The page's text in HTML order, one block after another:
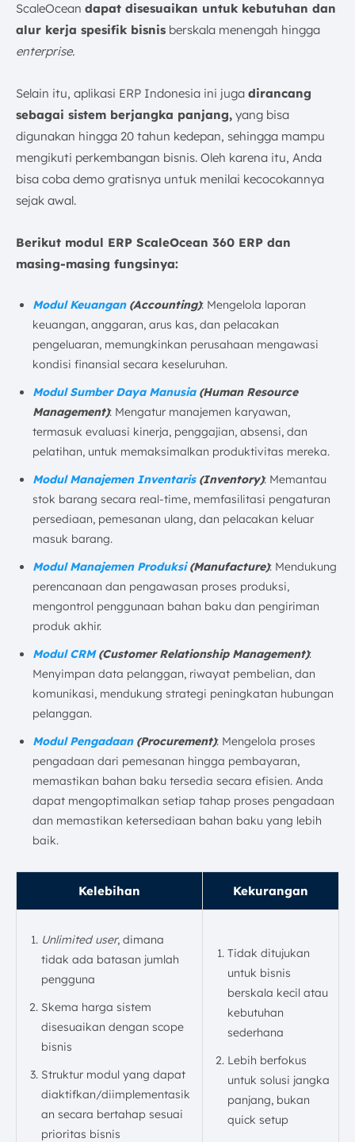
ScaleOcean dapat disesuaikan untuk kebutuhan dan
alur kerja spesifik bisnis berskala menengah hingga
enterprise.
Selain itu, aplikasi ERP Indonesia ini juga dirancang
sebagai sistem berjangka panjang, yang bisa
digunakan hingga 20 tahun kedepan, sehingga mampu
mengikuti perkembangan bisnis. Oleh karena itu, Anda
bisa coba demo gratisnya untuk menilai kecocokannya
sejak awal.
Berikut modul ERP ScaleOcean 360 ERP dan
masing-masing fungsinya:
Modul Keuangan(Accounting): Mengelola laporan
keuangan, anggaran, arus kas, dan pelacakan
pengeluaran, memungkinkan perusahaan mengawasi
kondisi finansial secara keseluruhan.
Modul Sumber Daya Manusia(Human Resource
Management): Mengatur manajemen karyawan,
termasuk evaluasi kinerja, penggajian, absensi, dan
pelatihan, untuk memaksimalkan produktivitas mereka.
Modul Manajemen Inventaris(Inventory): Memantau
stok barang secara real-time, memfasilitasi pengaturan
persediaan, pemesanan ulang, dan pelacakan keluar
masuk barang.
Modul Manajemen Produksi(Manufacture): Mendukung
perencanaan dan pengawasan proses produksi,
mengontrol penggunaan bahan baku dan pengiriman
produk akhir.
Modul CRM(Customer Relationship Management):
Menyimpan data pelanggan, riwayat pembelian, dan
komunikasi, mendukung strategi peningkatan hubungan
pelanggan.
Modul Pengadaan(Procurement): Mengelola proses
pengadaan dari pemesanan hingga pembayaran,
memastikan bahan baku tersedia secara efisien. Anda
dapat mengoptimalkan setiap tahap proses pengadaan
dan memastikan ketersediaan bahan baku yang lebih
baik.
Kelebihan Kekurangan
Unlimited user, dimana
tidak ada batasan jumlah
pengguna
Skema harga sistem
disesuaikan dengan scope
bisnis
Struktur modul yang dapat
diaktifkan/diimplementasik
an secara bertahap sesuai
prioritas bisnis
Tidak ditujukan
untuk bisnis
berskala kecil atau
kebutuhan
sederhana
Lebih berfokus
untuk solusi jangka
panjang, bukan
quick setup